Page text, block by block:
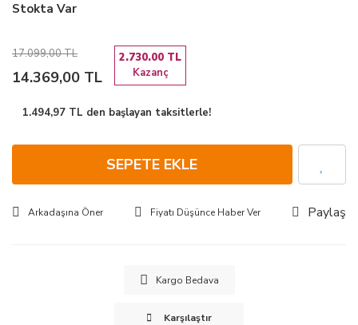
Stokta Var
14.369,00 TL
17.099,00 TL
Kazanç
2.730.00 TL
1.494,97 TL den başlayan taksitlerle!
SEPETE EKLE
Arkadaşına Öner Fiyatı Düşünce Haber Ver Paylaş
Kargo Bedava
Karşılaştır